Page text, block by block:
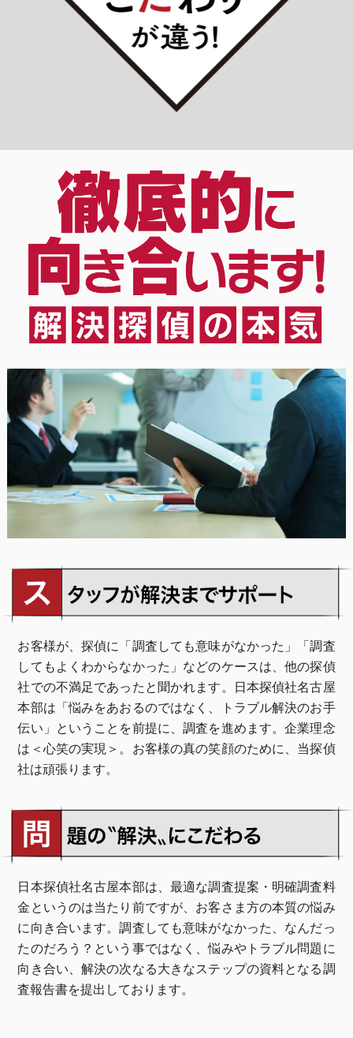
お客様が、探偵に「調査しても意味がなかった」「調査
してもよくわからなかった」などのケースは、他の探偵
社での不満足であったと聞かれます。日本探偵社名古屋
本部は「悩みをあおるのではなく、トラブル解決のお手
伝い」ということを前提に、調査を進めます。企業理念
は＜心笑の実現＞。お客様の真の笑顔のために、当探偵
社は頑張ります。
日本探偵社名古屋本部は、最適な調査提案・明確調査料
金というのは当たり前ですが、お客さま方の本質の悩み
に向き合います。調査しても意味がなかった、なんだっ
たのだろう？という事ではなく、悩みやトラブル問題に
向き合い、解決の次なる大きなステップの資料となる調
査報告書を提出しております。